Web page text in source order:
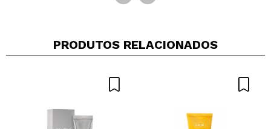
PRODUTOS RELACIONADOS